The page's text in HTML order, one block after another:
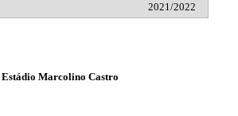
2021/2022
Estádio Marcolino Castro